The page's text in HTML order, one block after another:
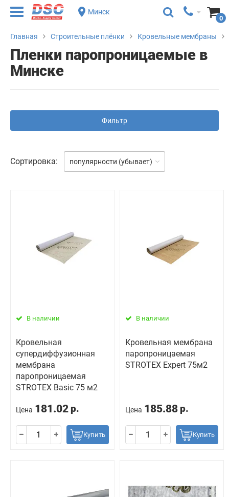
Минск
0
Главная Строительные плёнки Кровельные мембраны
Пленки паропроницаемые в
Минске
Фильтр
Сортировка: популярности (убывает)
В наличии
Кровельная
супердиффузионная
мембрана
паропроницаемая
STROTEX Basic 75 м2
Цена 181.02 р.
Купить
В наличии
Кровельная мембрана
паропроницаемая
STROTEX Expert 75м2
Цена 185.88 р.
Купить